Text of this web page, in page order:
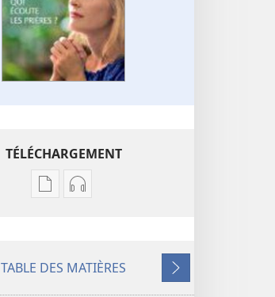
TÉLÉCHARGEMENT
Options
publications
Options
enregistrements
TABLE DES MATIÈRES
Suivant